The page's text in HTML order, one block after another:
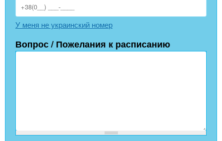
У меня не украинский номер
Вопрос / Пожелания к расписанию